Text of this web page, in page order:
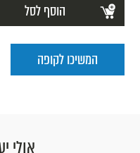
הוסף לסל
המשיכו לקופה